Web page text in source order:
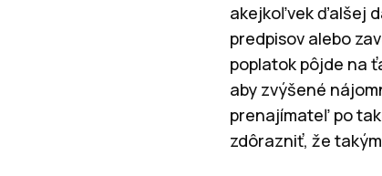
akejkoľvek ďalšej
predpisov alebo
poplatok pôjde na
aby zvýšené
prenajímateľ po
zdôrazniť, že